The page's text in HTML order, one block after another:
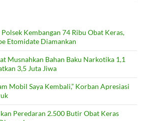
Kembangan 74 Ribu Obat Keras,
Etomidate Diamankan
Musnahkan Bahan Baku Narkotika 1,1
3,5 Juta Jiwa
Mobil Saya Kembali,” Korban Apresiasi
Peredaran 2.500 Butir Obat Keras